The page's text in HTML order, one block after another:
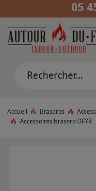
05
Accueil Braseros
Accessoires brasero OFYR